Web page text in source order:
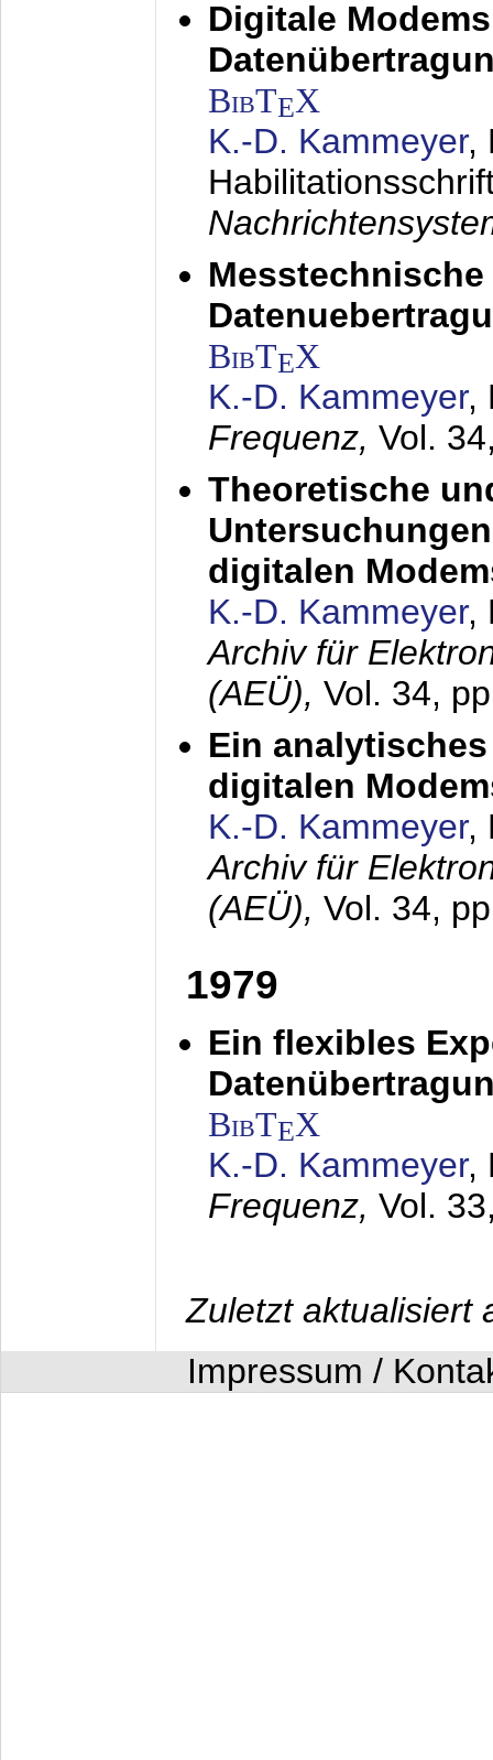
Digitale
BibTEX
K.-D. Kammeyer,
BibTEX
K.-D. Kammeyer,
Frequenz, Vol.
Theoretische
digitalen
K.-D. Kammeyer,
Archiv für
(AEÜ), Vol. 34,
Ein
digitalen
K.-D. Kammeyer,
Archiv für
(AEÜ), Vol. 34,
1979
Ein flexibles
BibTEX
K.-D. Kammeyer,
Frequenz, Vol.
Zuletzt aktualisiert
Impressum /